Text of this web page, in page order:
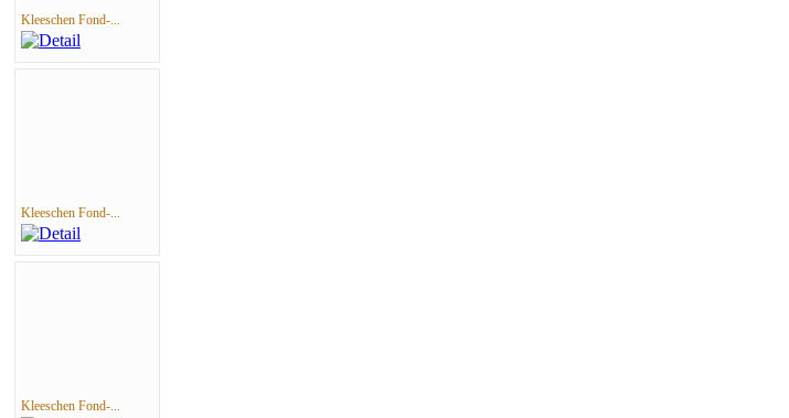
Kleeschen Fond-...
Kleeschen Fond-...
Kleeschen Fond-...